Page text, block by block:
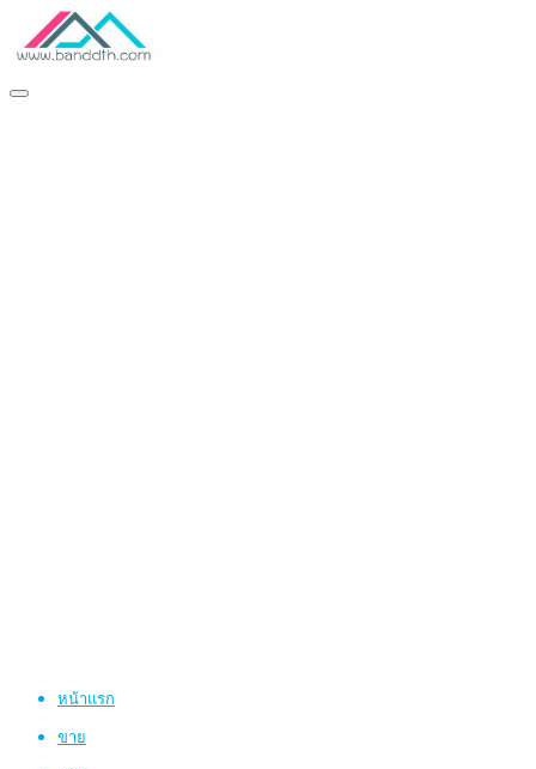
หน้าแรก
ขาย